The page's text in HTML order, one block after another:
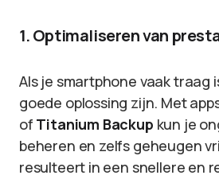
1. Optimaliseren van
Als je smartphone vaak traag
goede oplossing zijn. Met
of Titanium Backup kun je
beheren en zelfs geheugen
resulteert in een snellere en